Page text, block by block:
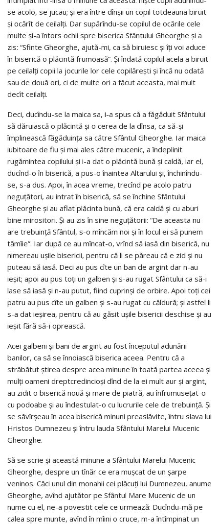
se acolo, se jucau; şi era între dînşii un copil totdeauna biruit
şi ocărît de ceilalţi. Dar supărîndu-se copilul de ocările cele
multe şi-a întors ochii spre biserica Sfântului Gheorghe şi a
zis: “Sfinte Gheorghe, ajută-mi, ca să biruiesc şi îţi voi aduce
în biserică o plăcintă frumoasă”. Şi îndată copilul acela a biruit
pe ceilalţi copii la jocurile lor cele copilăreşti şi încă nu odată
sau de două ori, ci de multe ori a făcut aceasta, mai mult
decît ceilalţi.
Deci, ducîndu-se la maica sa, i-a spus că a făgăduit Sfântului
să dăruiască o plăcintă şi o cerea de la dînsa, ca să-şi
împlinească făgăduinţa sa către Sfântul Gheorghe. Iar maica
iubitoare de fiu şi mai ales către mucenic, a îndeplinit
rugămintea copilului şi i-a dat o plăcintă bună şi caldă, iar el,
ducînd-o în biserică, a pus-o înaintea Altarului şi, închinîndu-
se, s-a dus. Apoi, în acea vreme, trecînd pe acolo patru
neguţători, au intrat în biserică, să se închine Sfântului
Gheorghe şi au aflat plăcinta bună, că era caldă şi cu aburi
bine mirositori. Şi au zis în sine neguţătorii: “De aceasta nu
are trebuinţă Sfântul, s-o mîncăm noi şi în locul ei să punem
tămîie”. Iar după ce au mîncat-o, vrînd să iasă din biserică, nu
nimereau uşile bisericii, pentru că li se păreau că e zid şi nu
puteau să iasă. Deci au pus cîte un ban de argint dar n-au
ieşit; apoi au pus toţi un galben şi s-au rugat Sfântului ca să-i
lase să iasă şi n-au putut, fiind cuprinşi de orbire. Apoi toţi cei
patru au pus cîte un galben şi s-au rugat cu căldură; şi astfel li
s-a dat ieşirea, pentru că au găsit uşile bisericii deschise şi au
ieşit fără să-i oprească.
Acei galbeni şi bani de argint au fost începutul adunării
banilor, ca să se înnoiască biserica aceea. Pentru că a
străbătut ştirea despre acea minune în toată partea aceea şi
mulţi oameni dreptcredincioşi dînd de la ei mult aur şi argint,
au zidit o biserică nouă şi mare de piatră, au înfrumuseţat-o
cu podoabe şi au îndestulat-o cu lucrurile cele de trebuinţă. Şi
se săvîrşeau în acea biserică minuni preaslăvite, întru slava lui
Hristos Dumnezeu şi întru lauda Sfântului Marelui Mucenic
Gheorghe.
Să se scrie şi această minune a Sfântului Marelui Mucenic
Gheorghe, despre un tînăr ce era muşcat de un şarpe
veninos. Căci unul din monahii cei plăcuţi lui Dumnezeu, anume
Gheorghe, avînd ajutător pe Sfântul Mare Mucenic de un
nume cu el, ne-a povestit cele ce urmează: Ducîndu-mă pe
calea spre munte, avînd în mîini o cruce, m-a întîmpinat un